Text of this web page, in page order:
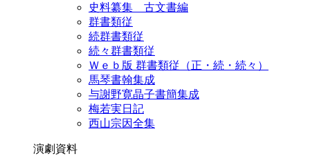
史料纂集 古文書編
群書類従
続群書類従
続々群書類従
Ｗｅｂ版 群書類従（正・続・続々）
馬琴書翰集成
与謝野寛晶子書簡集成
梅若実日記
西山宗因全集
演劇資料